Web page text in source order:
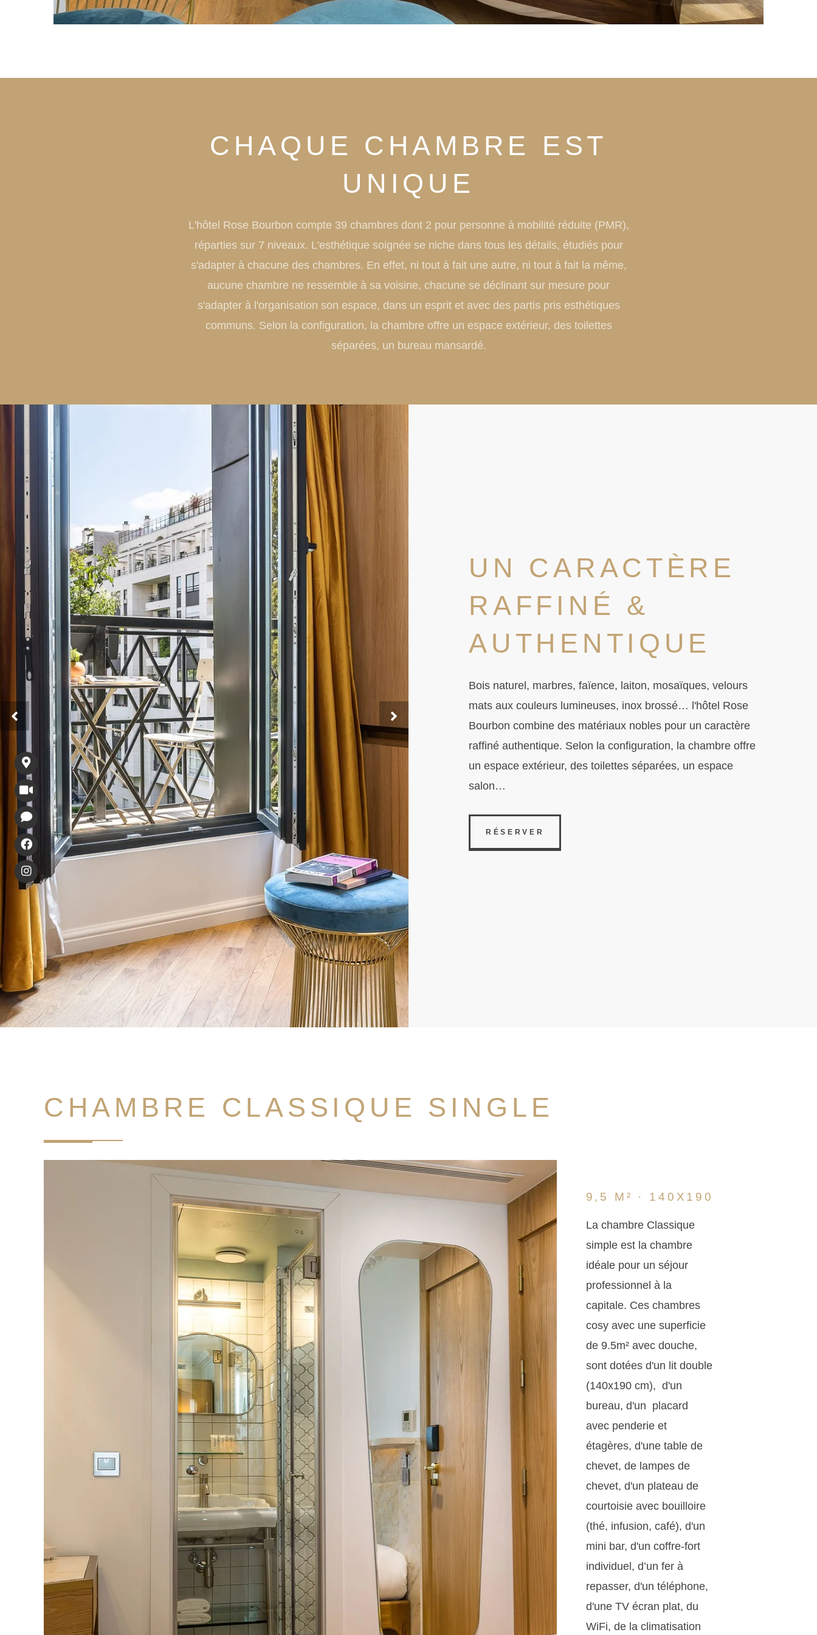
CHAQUE CHAMBRE EST
UNIQUE
L'hôtel Rose Bourbon compte 39 chambres dont 2 pour personne à mobilité réduite (PMR),
réparties sur 7 niveaux. L'esthétique soignée se niche dans tous les détails, étudiés pour
s'adapter à chacune des chambres. En effet, ni tout à fait une autre, ni tout à fait la même,
aucune chambre ne ressemble à sa voisine, chacune se déclinant sur mesure pour
s'adapter à l'organisation son espace, dans un esprit et avec des partis pris esthétiques
communs. Selon la configuration, la chambre offre un espace extérieur, des toilettes
séparées, un bureau mansardé.
UN CARACTÈRE
RAFFINÉ &
AUTHENTIQUE
Bois naturel, marbres, faïence, laiton, mosaïques, velours
mats aux couleurs lumineuses, inox brossé… l'hôtel Rose
Bourbon combine des matériaux nobles pour un caractère
raffiné authentique. Selon la configuration, la chambre offre
un espace extérieur, des toilettes séparées, un espace
salon…
RÉSERVER
CHAMBRE CLASSIQUE SINGLE
9,5 M² · 140X190
La chambre Classique
simple est la chambre
idéale pour un séjour
professionnel à la
capitale. Ces chambres
cosy avec une superficie
de 9.5m² avec douche,
sont dotées d'un lit double
(140x190 cm), d'un
bureau, d'un placard
avec penderie et
étagères, d'une table de
chevet, de lampes de
chevet, d'un plateau de
courtoisie avec bouilloire
(thé, infusion, café), d'un
mini bar, d'un coffre-fort
individuel, d’un fer à
repasser, d'un téléphone,
d'une TV écran plat, du
WiFi, de la climatisation